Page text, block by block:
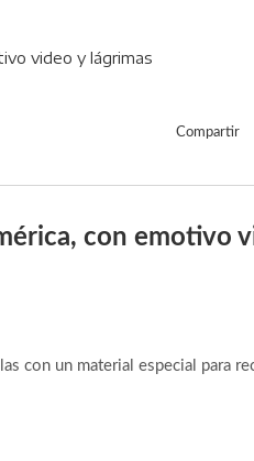
Compartir
con emotivo
con un material especial para